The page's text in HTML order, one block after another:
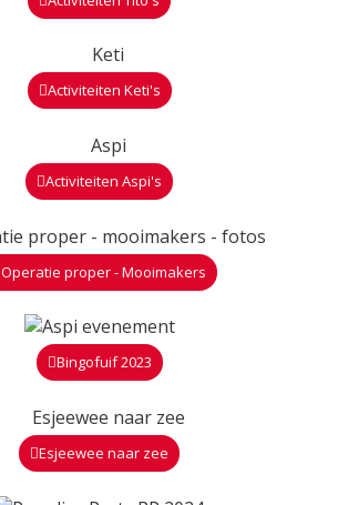
Activiteiten Keti's
Activiteiten Aspi's
Operatie proper - Mooimakers
Bingofuif 2023
Esjeewee naar zee